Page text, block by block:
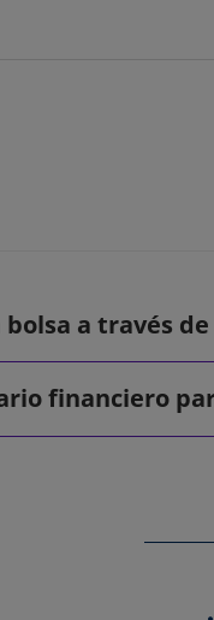
a través de
financiero